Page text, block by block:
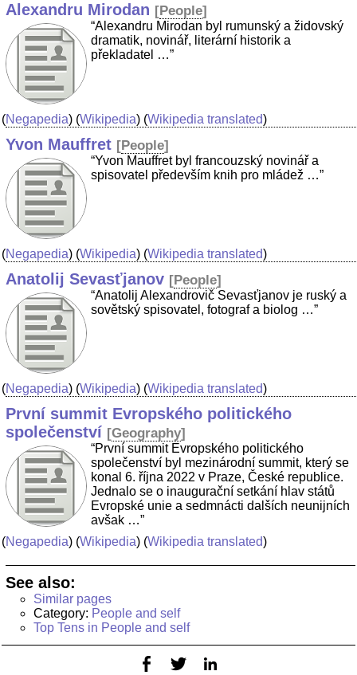
Alexandru Mirodan [People]
“Alexandru Mirodan byl rumunský a židovský
dramatik, novinář, literární historik a
překladatel …”
(Negapedia) (Wikipedia) (Wikipedia translated)
Yvon Mauffret [People]
“Yvon Mauffret byl francouzský novinář a
spisovatel především knih pro mládež …”
(Negapedia) (Wikipedia) (Wikipedia translated)
Anatolij Sevasťjanov [People]
“Anatolij Alexandrovič Sevasťjanov je ruský a
sovětský spisovatel, fotograf a biolog …”
(Negapedia) (Wikipedia) (Wikipedia translated)
První summit Evropského politického
společenství [Geography]
“První summit Evropského politického
společenství byl mezinárodní summit, který se
konal 6. října 2022 v Praze, České republice.
Jednalo se o inaugurační setkání hlav států
Evropské unie a sedmnácti dalších neunijních
avšak …”
(Negapedia) (Wikipedia) (Wikipedia translated)
See also:
Similar pages
Category: People and self
Top Tens in People and self